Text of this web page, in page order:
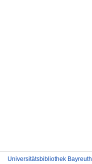
Universitätsbibliothek Bayreuth